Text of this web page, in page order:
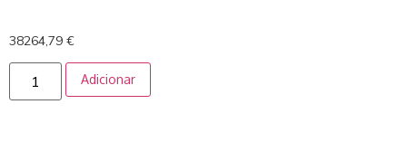
38264,79 €
Adicionar